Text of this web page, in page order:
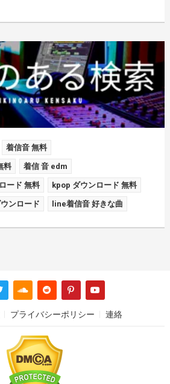
着信音 無料
料 着信 音 edm
ード 無料 kpop ダウンロード 無料
ンロード line着信音 好きな曲
プライバシーポリシー 連絡